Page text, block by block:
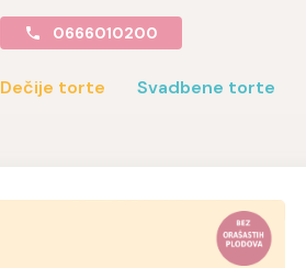
0666010200
Dečije torte Svadbene torte